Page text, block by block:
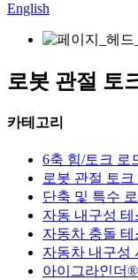
English
로봇 관절 토
카테고리
6축 힘/토크 로
로봇 관절 토크
단축 및 특수
자동 내구성
자동차 충돌
자동차 내구성
아이그라인더®